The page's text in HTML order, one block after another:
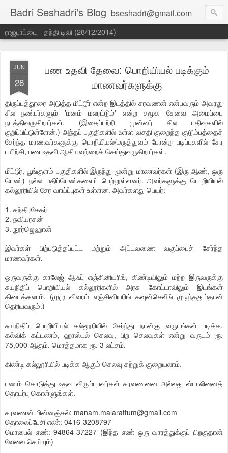
Badri Seshadri's Blog bseshadri@gmail.com
ராஜபாட்டை - தந்தி டிவி (28/12/2014)
JUN
28
பண உதவி தேவை: பொறியியல் படிக்கும்
மாணவர்களுக்கு
திருப்பத்தூரை அடுத்த மிட்டூர் என்ற இடத்தில் சரவணன் என்பவரும் அவரது
சில நண்பர்களும் 'மனம் மலரட்டும்' என்ற சமூக சேவை அமைப்பை
நடத்திவருகிறார்கள். (இதைப்பற்றி முன்னர் சில பதிவுகளில்
குறிப்பிட்டுள்ளேன்.) அந்தப் பகுதிகளில் உள்ள வசதி குறைந்த குடும்பத்தைச்
சேர்ந்த மாணவர்களுக்கு பொறியியல்/மருத்துவம் போன்ற படிப்புகளில் சேர
பயிற்சி, பண உதவி ஆகியவற்றைச் செய்துவருகிறார்கள்.
மிட்டூர், பூங்குளம் பகுதிகளில் இருந்து மூன்று மாணவர்கள் (இரு ஆண், ஒரு
பெண்) நல்ல மதிப்பெண்களைப் பெற்றுள்ளனர். அவர்களுக்கு பொறியியல்
கல்லூரியில் சேர வாய்ப்புகள் உள்ளன. அவர்களது பெயர்:
1. சந்திரசேகர்
2. நவியரசன்
3. நூர்ஜெஹான்
இவர்கள் பிற்படுத்தப்பட்ட மற்றும் அட்டவணை வகுப்பைச் சேர்ந்த
மாணவர்கள்.
ஒருவருக்கு காலேஜ் ஆஃப் எஞ்சினியரிங், கிண்டியிலும் மற்ற இருவருக்கு
சுயநிதிப் பொறியியல் கல்லூரிகளில் அரசு கோட்டாவிலும் இடங்கள்
கிடைக்கலாம். (முழு விவரம் எஞ்சினியரிங் கவுன்செலிங் முடிந்ததும்தான்
தெரியவரும்.)
சுயநிதிப் பொறியியல் கல்லூரியில் சேர்ந்து நான்கு வருடங்கள் படிக்க,
கல்விக் கட்டணம், ஹாஸ்டல் செலவு, பிற செலவுகள் என்று வருடம் ரூ.
75,000 ஆகும். மொத்தமாக ரூ. 3 லட்சம்.
கிண்டி கல்லூரியில் படிக்க ஆகும் செலவு சற்றுக் குறையலாம்.
பணம் கொடுத்து உதவ விரும்புபவர்கள் சரவணனை அல்லது ஸ்டாலினைத்
தொடர்பு கொள்ளுங்கள்.
சரவணன் மின்னஞ்சல்: manam.malarattum@gmail.com
தொலைப்பேசி எண்: 0416-3208797
மொபைல் எண்: 94864-37227 (இந்த எண் ஒரு வாரத்துக்குப் பிறகுதான்
வேலை செய்யும்)